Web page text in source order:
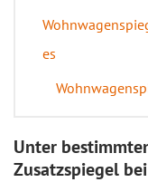
es
Unter
Zusatzspiegel